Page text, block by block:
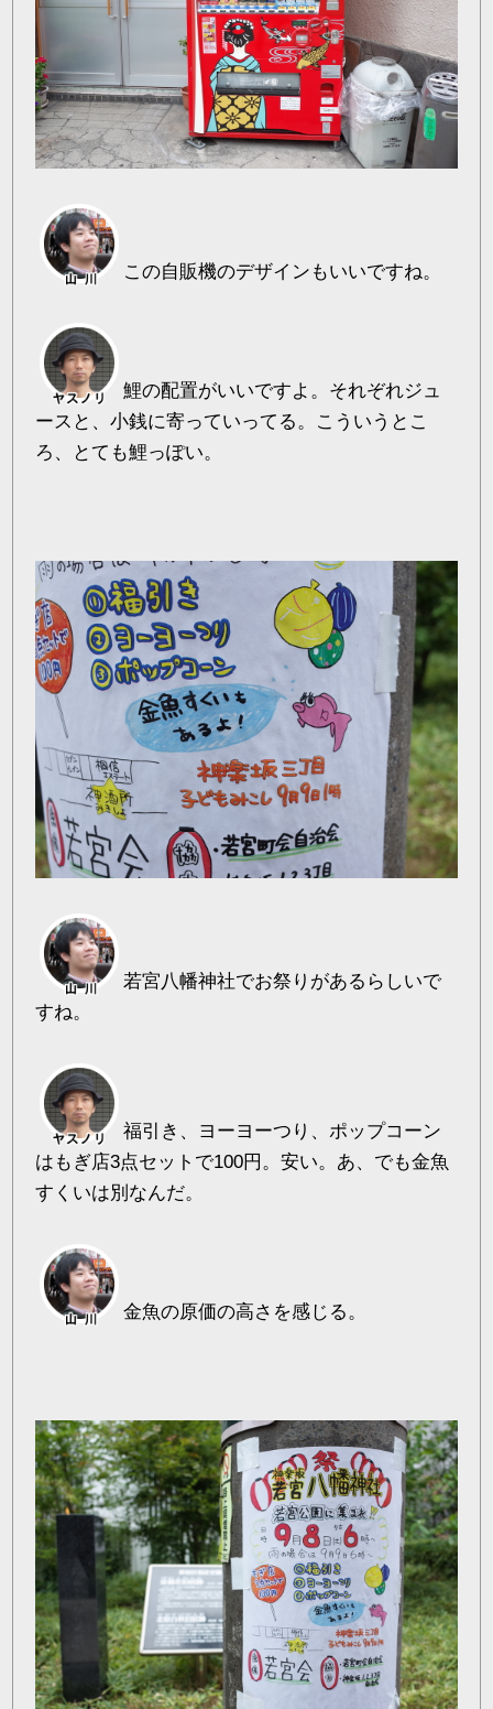
この自販機のデザインもいいですね。
鯉の配置がいいですよ。それぞれジュ
ースと、小銭に寄っていってる。こういうとこ
ろ、とても鯉っぽい。
若宮八幡神社でお祭りがあるらしいで
すね。
福引き、ヨーヨーつり、ポップコーン
はもぎ店3点セットで100円。安い。あ、でも金魚
すくいは別なんだ。
金魚の原価の高さを感じる。